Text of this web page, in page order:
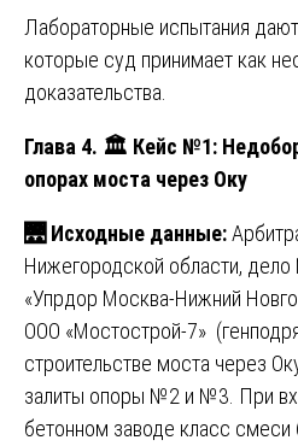
Лабораторные испытания
которые суд принимает как
доказательства.
Глава 4. 🏛 Кейс №1:
опорах моста через Оку
🌉 Исходные данные:
Нижегородской области,
«Упрдор Москва-Нижний
ООО «Мостострой-7»
строительстве моста через
залиты опоры №2 и №3. При
бетонном заводе класс